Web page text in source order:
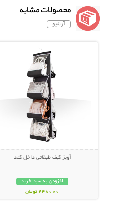
محصولات مشابه
آرشیو
آویز کیف طبقاتی داخل کمد
افزودن به سبد خرید
248000 تومان